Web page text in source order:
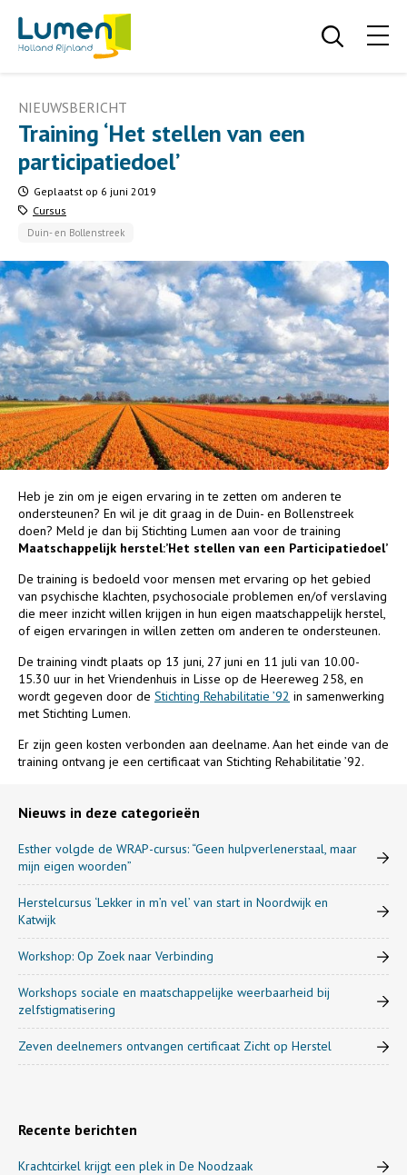
NIEUWSBERICHT
Training ‘Het stellen van een
participatiedoel’
Geplaatst op 6 juni 2019
Cursus
Duin- en Bollenstreek
Heb je zin om je eigen ervaring in te zetten om anderen te
ondersteunen? En wil je dit graag in de Duin- en Bollenstreek
doen? Meld je dan bij Stichting Lumen aan voor de training
Maatschappelijk herstel:’Het stellen van een Participatiedoel’
De training is bedoeld voor mensen met ervaring op het gebied
van psychische klachten, psychosociale problemen en/of verslaving
die meer inzicht willen krijgen in hun eigen maatschappelijk herstel,
of eigen ervaringen in willen zetten om anderen te ondersteunen.
De training vindt plaats op 13 juni, 27 juni en 11 juli van 10.00-
15.30 uur in het Vriendenhuis in Lisse op de Heereweg 258, en
wordt gegeven door de Stichting Rehabilitatie ’92 in samenwerking
met Stichting Lumen.
Er zijn geen kosten verbonden aan deelname. Aan het einde van de
training ontvang je een certificaat van Stichting Rehabilitatie ’92.
Nieuws in deze categorieën
Esther volgde de WRAP-cursus: “Geen hulpverlenerstaal, maar
mijn eigen woorden”
Herstelcursus ‘Lekker in m’n vel’ van start in Noordwijk en
Katwijk
Workshop: Op Zoek naar Verbinding
Workshops sociale en maatschappelijke weerbaarheid bij
zelfstigmatisering
Zeven deelnemers ontvangen certificaat Zicht op Herstel
Recente berichten
Krachtcirkel krijgt een plek in De Noodzaak